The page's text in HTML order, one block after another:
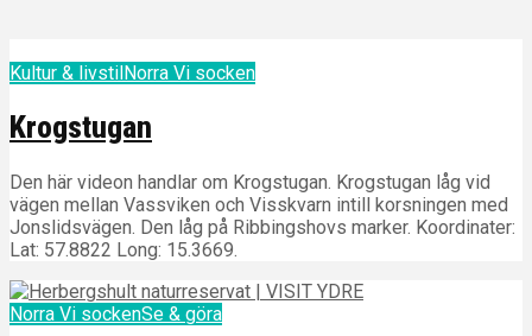
Kultur & livstilNorra Vi socken
Krogstugan
Den här videon handlar om Krogstugan. Krogstugan låg vid
vägen mellan Vassviken och Visskvarn intill korsningen med
Jonslidsvägen. Den låg på Ribbingshovs marker. Koordinater:
Lat: 57.8822 Long: 15.3669.
Norra Vi sockenSe & göra